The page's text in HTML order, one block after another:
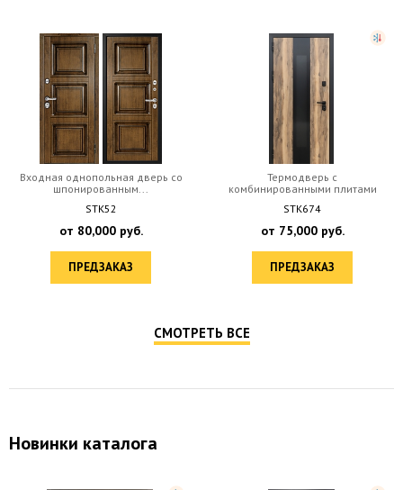
Входная однопольная дверь cо
шпонированным...
STK52
от 80,000руб.
ПРЕДЗАКАЗ
Термодверь с
комбинированными плитами
STK674
от 75,000руб.
ПРЕДЗАКАЗ
СМОТРЕТЬ ВСЕ
Новинки каталога